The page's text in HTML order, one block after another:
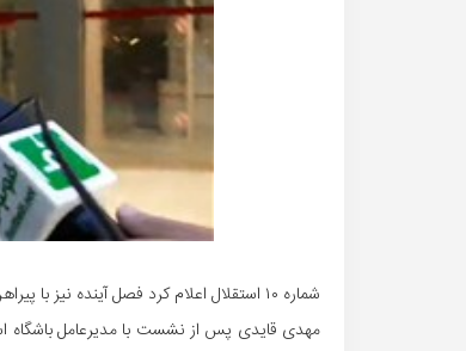
شماره ۱۰ استقلال اعلام کرد فصل آینده نیز با پیراهن این تیم به میدان خواهد رفت.